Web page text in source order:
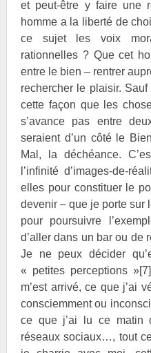
et peut-être y faire une
homme a la liberté de
ce sujet les voix
rationnelles ? Que cet
entre le bien – rentrer
rechercher le plaisir.
cette façon que les
s’avance pas entre
seraient d’un côté le
Mal, la déchéance.
l’infinité d’images-de-
elles pour constituer le
devenir – que je porte sur
pour poursuivre
d’aller dans un bar ou de
Je ne peux décider
« petites perceptions »[7]
m’est arrivé, ce que j’ai
consciemment ou
ce que j’ai lu ce matin
réseaux sociaux…, tout